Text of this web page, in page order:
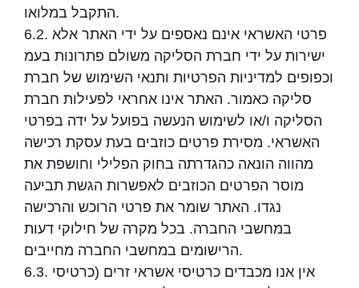
התקבל במלואו.
6.2. פרטי האשראי אינם נאספים על ידי האתר אלא
ישירות על ידי חברת הסליקה משולם פתרונות בעמ
וכפופים למדיניות הפרטיות ותנאי השימוש של חברת
סליקה כאמור. האתר אינו אחראי לפעילות חברת
הסליקה ו/או לשימוש הנעשה בפועל על ידה בפרטי
האשראי. מסירת פרטים כוזבים בעת עסקת רכישה
מהווה הונאה כהגדרתה בחוק הפלילי וחושפת את
מוסר הפרטים הכוזבים לאפשרות הגשת תביעה
נגדו. האתר שומר את פרטי הרוכש והרכישה
במחשבי החברה. בכל מקרה של חילוקי דעות
הרישומים במחשבי החברה מחייבים.
6.3. אין אנו מכבדים כרטיסי אשראי זרים (כרטיסי